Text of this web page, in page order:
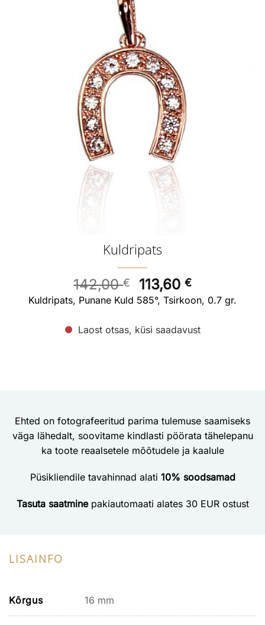
Kuldripats
142,00€
Algne
hind
142,00 €.
113,60 €Current
price
113,60 €.
Kuldripats, Punane Kuld 585°, Tsirkoon, 0.7 gr.
Laost otsas, küsi saadavust
Ehted on fotografeeritud parima tulemuse saamiseks
väga lähedalt, soovitame kindlasti pöörata tähelepanu
ka toote reaalsetele mõõtudele ja kaalule
Püsikliendile tavahinnad alati 10% soodsamad
Tasuta saatminepakiautomaati alates 30 EUR ostust
LISAINFO
Kõrgus 16 mm